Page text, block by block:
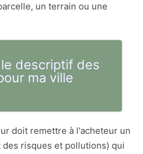
un terrain ou une
descriptif des
ma ville
doit remettre à l'acheteur un
des risques et pollutions) qui